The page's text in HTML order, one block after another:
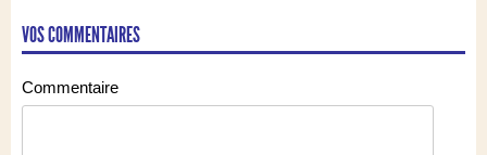
VOS COMMENTAIRES
Commentaire